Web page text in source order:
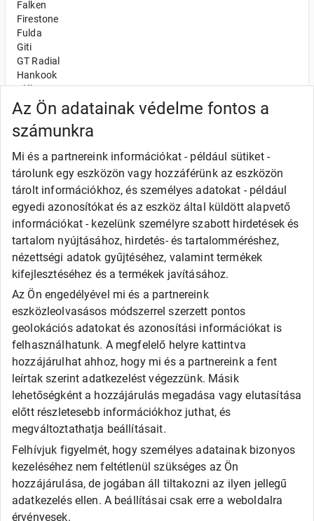
Az Ön adatainak védelme fontos a
számunkra
Mi és a partnereink információkat - például sütiket -
tárolunk egy eszközön vagy hozzáférünk az eszközön
tárolt információkhoz, és személyes adatokat - például
egyedi azonosítókat és az eszköz által küldött alapvető
információkat - kezelünk személyre szabott hirdetések és
tartalom nyújtásához, hirdetés- és tartalomméréshez,
nézettségi adatok gyűjtéséhez, valamint termékek
kifejlesztéséhez és a termékek javításához.
Az Ön engedélyével mi és a partnereink
eszközleolvasásos módszerrel szerzett pontos
geolokációs adatokat és azonosítási információkat is
felhasználhatunk. A megfelelő helyre kattintva
hozzájárulhat ahhoz, hogy mi és a partnereink a fent
leírtak szerint adatkezelést végezzünk. Másik
lehetőségként a hozzájárulás megadása vagy elutasítása
előtt részletesebb információkhoz juthat, és
megváltoztathatja beállításait.
Felhívjuk figyelmét, hogy személyes adatainak bizonyos
kezeléséhez nem feltétlenül szükséges az Ön
hozzájárulása, de jogában áll tiltakozni az ilyen jellegű
adatkezelés ellen. A beállításai csak erre a weboldalra
érvényesek.
Falken
Firestone
Fulda
Giti
GT Radial
Hankook
Kléber
Kumho
Nexen
Semperit
Uniroyal
Olcsó gumi
Apollo
Barum
Debica
Fortune
General
Goodride
Kingstar
Laufenn
LEAO
Matador
Roadx
Rovelo
Runway
Sailun
SECURITY
Taurus
Tigar
Triangle
Viking
Westlake